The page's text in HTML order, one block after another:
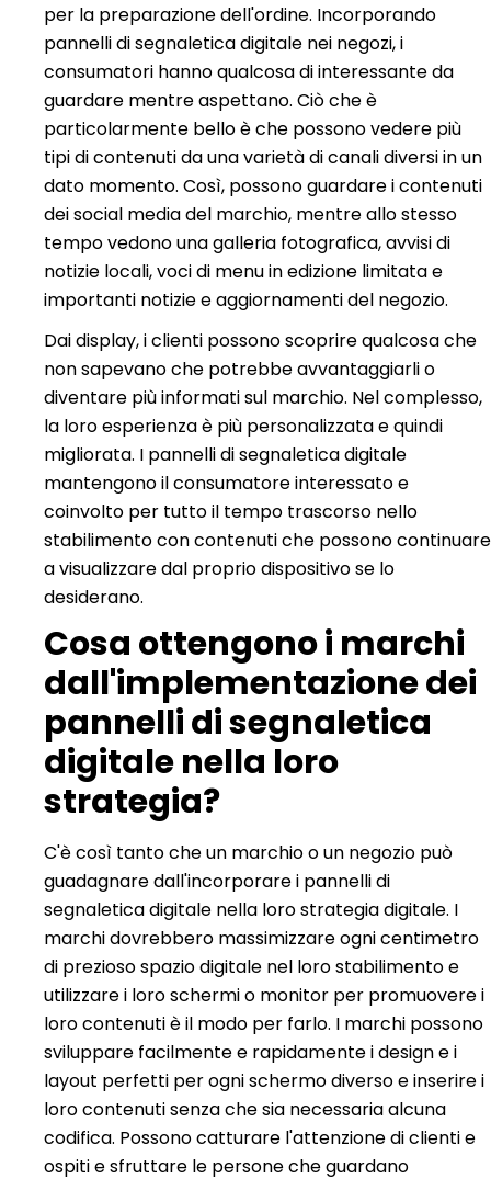
per la preparazione dell'ordine. Incorporando
pannelli di segnaletica digitale nei negozi, i
consumatori hanno qualcosa di interessante da
guardare mentre aspettano. Ciò che è
particolarmente bello è che possono vedere più
tipi di contenuti da una varietà di canali diversi in un
dato momento. Così, possono guardare i contenuti
dei social media del marchio, mentre allo stesso
tempo vedono una galleria fotografica, avvisi di
notizie locali, voci di menu in edizione limitata e
importanti notizie e aggiornamenti del negozio.
Dai display, i clienti possono scoprire qualcosa che
non sapevano che potrebbe avvantaggiarli o
diventare più informati sul marchio. Nel complesso,
la loro esperienza è più personalizzata e quindi
migliorata. I pannelli di segnaletica digitale
mantengono il consumatore interessato e
coinvolto per tutto il tempo trascorso nello
stabilimento con contenuti che possono continuare
a visualizzare dal proprio dispositivo se lo
desiderano.
Cosa ottengono i marchi
dall'implementazione dei
pannelli di segnaletica
digitale nella loro
strategia?
C'è così tanto che un marchio o un negozio può
guadagnare dall'incorporare i pannelli di
segnaletica digitale nella loro strategia digitale. I
marchi dovrebbero massimizzare ogni centimetro
di prezioso spazio digitale nel loro stabilimento e
utilizzare i loro schermi o monitor per promuovere i
loro contenuti è il modo per farlo. I marchi possono
sviluppare facilmente e rapidamente i design e i
layout perfetti per ogni schermo diverso e inserire i
loro contenuti senza che sia necessaria alcuna
codifica. Possono catturare l'attenzione di clienti e
ospiti e sfruttare le persone che guardano